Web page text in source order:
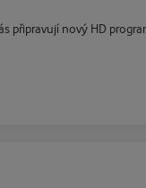
připravují nový HD